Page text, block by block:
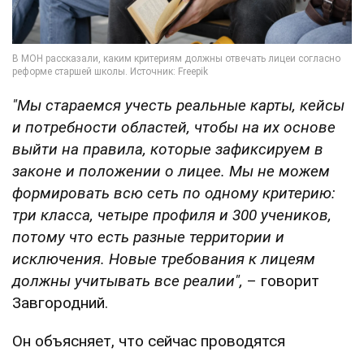
"Мы стараемся учесть реальные карты, кейсы
и потребности областей, чтобы на их основе
выйти на правила, которые зафиксируем в
законе и положении о лицее. Мы не можем
формировать всю сеть по одному критерию:
три класса, четыре профиля и 300 учеников,
потому что есть разные территории и
исключения. Новые требования к лицеям
должны учитывать все реалии", – говорит
Завгородний.
Он объясняет, что сейчас проводятся